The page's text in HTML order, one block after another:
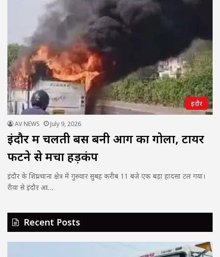
इंदौर
AV NEWS July 9, 2026
इंदौर में चलती बस बनी आग का गोला, टायर
फटने से मचा हड़कंप
इंदौर के शिप्रा थाना क्षेत्र में गुरुवार सुबह करीब 11 बजे एक बड़ा हादसा टल गया।
रीवा से इंदौर आ…
Recent Posts